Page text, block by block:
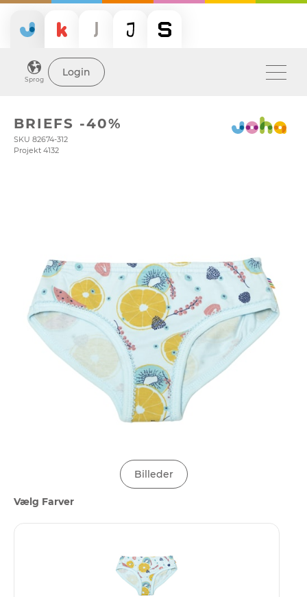
Sprog
Login
BRIEFS -40%
SKU 82674-312
Projekt 4132
Billeder
Vælg Farver